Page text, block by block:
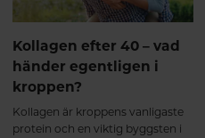
Kollagen efter 40 – vad
händer egentligen i
kroppen?
Kollagen är kroppens vanligaste
protein och en viktig byggsten i